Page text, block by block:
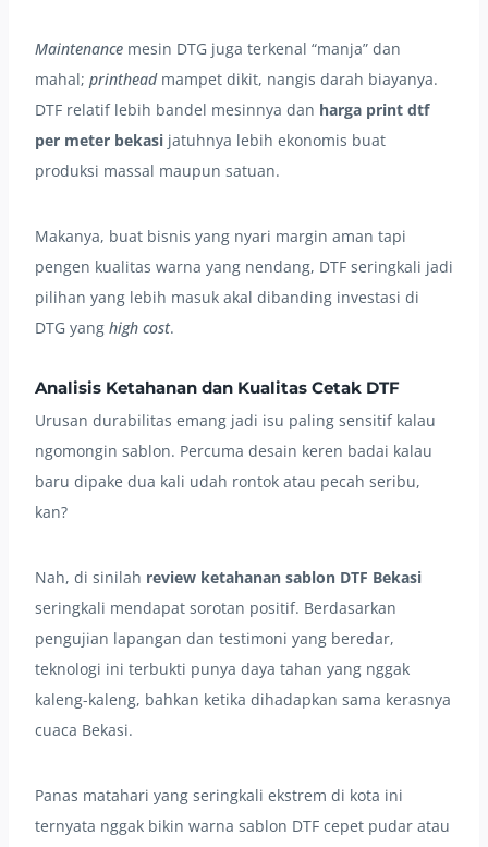
Maintenance mesin DTG juga terkenal “manja” dan
mahal; printheadmampet dikit, nangis darah biayanya.
DTF relatif lebih bandel mesinnya dan harga print dtf
per meter bekasi jatuhnya lebih ekonomis buat
produksi massal maupun satuan.
Makanya, buat bisnis yang nyari margin aman tapi
pengen kualitas warna yang nendang, DTF seringkali jadi
pilihan yang lebih masuk akal dibanding investasi di
DTG yang high cost.
Analisis Ketahanan dan Kualitas Cetak DTF
Urusan durabilitas emang jadi isu paling sensitif kalau
ngomongin sablon. Percuma desain keren badai kalau
baru dipake dua kali udah rontok atau pecah seribu,
kan?
Nah, di sinilah review ketahanan sablon DTF Bekasi
seringkali mendapat sorotan positif. Berdasarkan
pengujian lapangan dan testimoni yang beredar,
teknologi ini terbukti punya daya tahan yang nggak
kaleng-kaleng, bahkan ketika dihadapkan sama kerasnya
cuaca Bekasi.
Panas matahari yang seringkali ekstrem di kota ini
ternyata nggak bikin warna sablon DTF cepet pudar atau